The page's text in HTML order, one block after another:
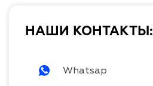
НАШИ КОНТАКТЫ:
Whatsap